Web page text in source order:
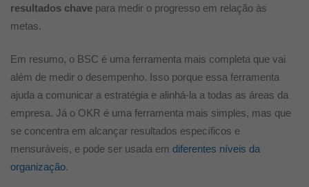
resultados chave para medir o progresso em relação às
metas.
Em resumo, o BSC é uma ferramenta mais completa que vai
além de medir o desempenho. Isso porque essa ferramenta
ajuda a comunicar a estratégia e alinhá-la a todas as áreas da
empresa. Já o OKR é uma ferramenta mais simples, mas que
se concentra em alcançar resultados específicos e
mensuráveis, e pode ser usada em diferentes níveis da
organização.